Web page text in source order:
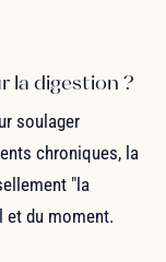
la digestion ?
soulager
chroniques, la
"la
et du moment.